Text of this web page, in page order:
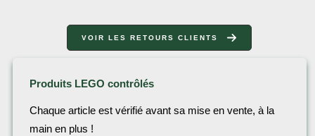
VOIR LES RETOURS CLIENTS
Produits LEGO contrôlés
Chaque article est vérifié avant sa mise en vente, à la
main en plus !